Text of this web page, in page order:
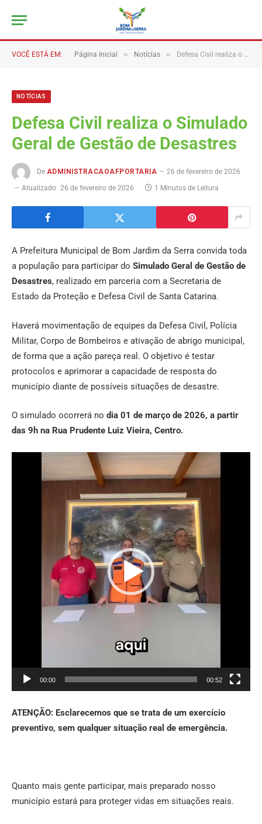
VOCÊ ESTÁ EM: Página Inicial » Notícias » Defesa Civil realiza o Simulado Geral de Gestão de Desastres
NOTÍCIAS
Defesa Civil realiza o Simulado
Geral de Gestão de Desastres
De ADMINISTRACAOAFPORTARIA
26 de fevereiro de 2026
Atualizado 26 de fevereiro de 2026 1 Minutos de Leitura
A Prefeitura Municipal de Bom Jardim da Serra convida toda
a população para participar do Simulado Geral de Gestão de
Desastres, realizado em parceria com a Secretaria de
Estado da Proteção e Defesa Civil de Santa Catarina.
Haverá movimentação de equipes da Defesa Civil, Polícia
Militar, Corpo de Bombeiros e ativação de abrigo municipal,
de forma que a ação pareça real. O objetivo é testar
protocolos e aprimorar a capacidade de resposta do
município diante de possíveis situações de desastre.
O simulado ocorrerá no dia 01 de março de 2026, a partir
das 9h na Rua Prudente Luiz Vieira, Centro.
00:00 00:52
ATENÇÃO: Esclarecemos que se trata de um exercício
preventivo, sem qualquer situação real de emergência.
Quanto mais gente participar, mais preparado nosso
município estará para proteger vidas em situações reais.